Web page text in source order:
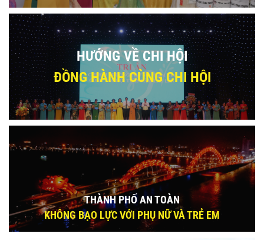
HƯỚNG VỀ CHI HỘI
ĐỒNG HÀNH CÙNG CHI HỘI
THÀNH PHỐ AN TOÀN
KHÔNG BẠO LỰC VỚI PHỤ NỮ VÀ TRẺ EM